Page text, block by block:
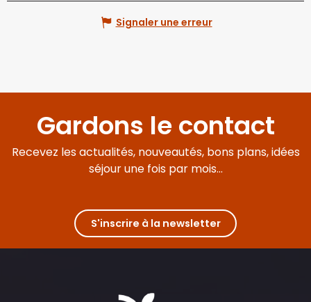
Signaler une erreur
Gardons le contact
Recevez les actualités, nouveautés, bons plans, idées
séjour une fois par mois...
S'inscrire à la newsletter